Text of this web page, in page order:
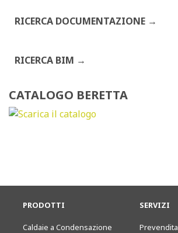
RICERCA DOCUMENTAZIONE
RICERCA BIM
CATALOGO BERETTA
PRODOTTI
Caldaie a Condensazione
SERVIZI
Prevendita